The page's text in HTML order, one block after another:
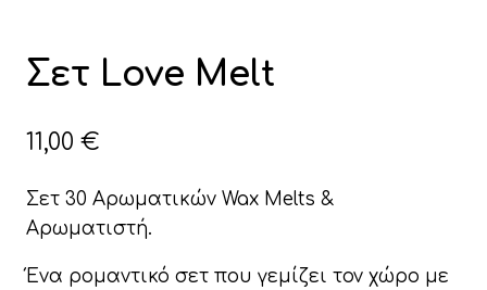
Σετ Love Melt
11,00 €
Σετ 30 Αρωματικών Wax Melts &
Αρωματιστή.
Ένα ρομαντικό σετ που γεμίζει τον χώρο με